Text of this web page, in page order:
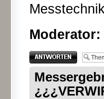
Moderator:
Antwort erstellen